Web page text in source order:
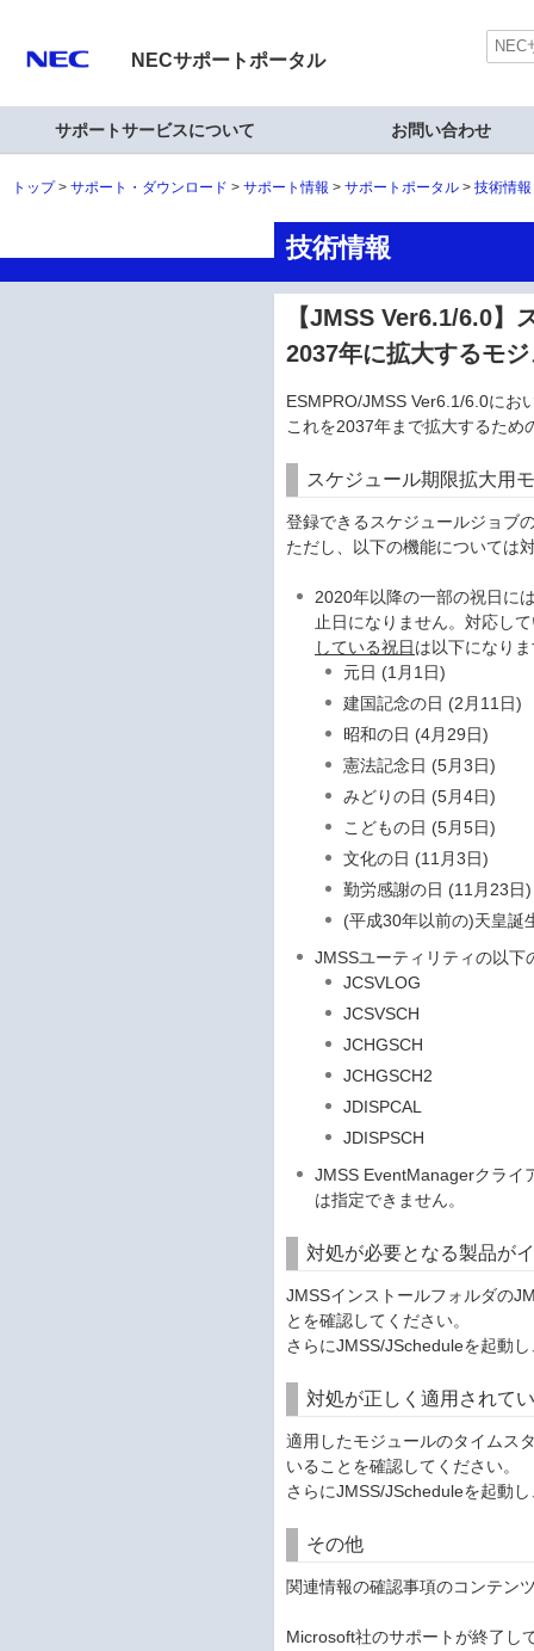
NECサポートポータル
サポートサービスについて お問い合わせ
トップ サポート・ダウンロード サポート情報 サポートポータル 技術情
技術情報
【JMSS Ver6.1/6.0】
2037年に拡大するモ
ESMPRO/JMSS Ver6.1/6.0にお
これを2037年まで拡大するため
スケジュール期限拡大用
登録できるスケジュールジョブ
ただし、以下の機能については
2020年以降の一部の祝日に
止日になりません。対応し
している祝日は以下になり
元日 (1月1日)
建国記念の日 (2月11日)
昭和の日 (4月29日)
憲法記念日 (5月3日)
みどりの日 (5月4日)
こどもの日 (5月5日)
文化の日 (11月3日)
勤労感謝の日 (11月23日)
(平成30年以前の)天皇誕
JMSSユーティリティの以
JCSVLOG
JCSVSCH
JCHGSCH
JCHGSCH2
JDISPCAL
JDISPSCH
JMSS EventManagerクライ
は指定できません。
対処が必要となる製品が
JMSSインストールフォルダの
とを確認してください。
さらにJMSS/JScheduleを起動
対処が正しく適用されて
適用したモジュールのタイムス
いることを確認してください。
さらにJMSS/JScheduleを起動
その他
関連情報の確認事項のコンテン
Microsoft社のサポートが終了し